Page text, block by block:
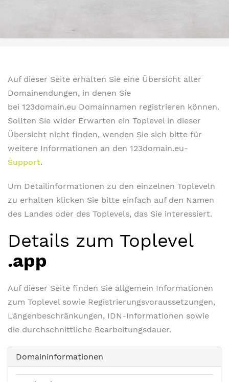
Auf dieser Seite erhalten Sie eine Übersicht aller
Domainendungen, in denen Sie
bei 123domain.eu Domainnamen registrieren können.
Sollten Sie wider Erwarten ein Toplevel in dieser
Übersicht nicht finden, wenden Sie sich bitte für
weitere Informationen an den 123domain.eu-
Support.
Um Detailinformationen zu den einzelnen Topleveln
zu erhalten klicken Sie bitte einfach auf den Namen
des Landes oder des Toplevels, das Sie interessiert.
Details zum Toplevel
.app
Auf dieser Seite finden Sie allgemein Informationen
zum Toplevel sowie Registrierungsvoraussetzungen,
Längenbeschränkungen, IDN-Informationen sowie
die durchschnittliche Bearbeitungsdauer.
Domaininformationen